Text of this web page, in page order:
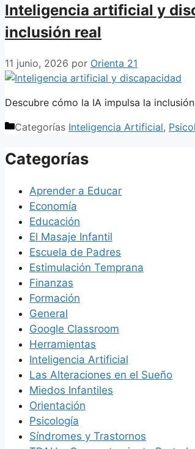
Inteligencia artificial y
inclusión real
11 junio, 2026 por Orienta 21
Descubre cómo la IA impulsa la
Categorías Inteligencia Artificial,
Categorías
Aprender a Educar
Economía
Educación
El Masaje Infantil
Escuela de Padres
Estimulación Temprana
Finanzas
Formación
General
Google Classroom
Herramientas
Inteligencia Artificial
Las Alteraciones en el Sueño
Miedos Infantiles
Orientación
Psicología
Síndromes y Trastornos